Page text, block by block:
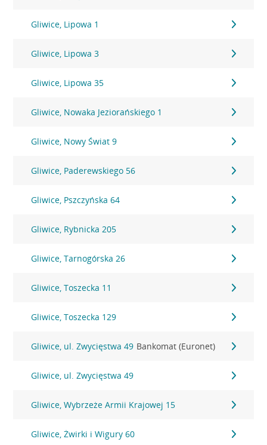
Gliwice, Lipowa 1
Gliwice, Lipowa 3
Gliwice, Lipowa 35
Gliwice, Nowaka Jeziorańskiego 1
Gliwice, Nowy Świat 9
Gliwice, Paderewskiego 56
Gliwice, Pszczyńska 64
Gliwice, Rybnicka 205
Gliwice, Tarnogórska 26
Gliwice, Toszecka 11
Gliwice, Toszecka 129
Gliwice, ul. Zwycięstwa 49 Bankomat (Euronet)
Gliwice, ul. Zwycięstwa 49
Gliwice, Wybrzeże Armii Krajowej 15
Gliwice, Żwirki i Wigury 60